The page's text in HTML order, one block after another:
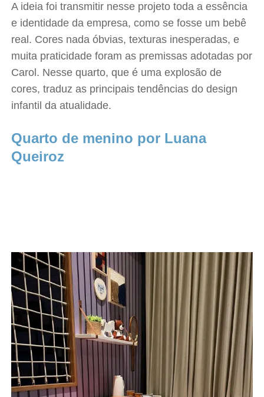
A ideia foi transmitir nesse projeto toda a essência
e identidade da empresa, como se fosse um bebê
real. Cores nada óbvias, texturas inesperadas, e
muita praticidade foram as premissas adotadas por
Carol. Nesse quarto, que é uma explosão de
cores, traduz as principais tendências do design
infantil da atualidade.
Quarto de menino por Luana
Queiroz